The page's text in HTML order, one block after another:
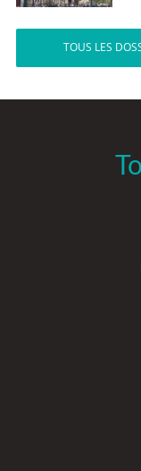
TOUS LES